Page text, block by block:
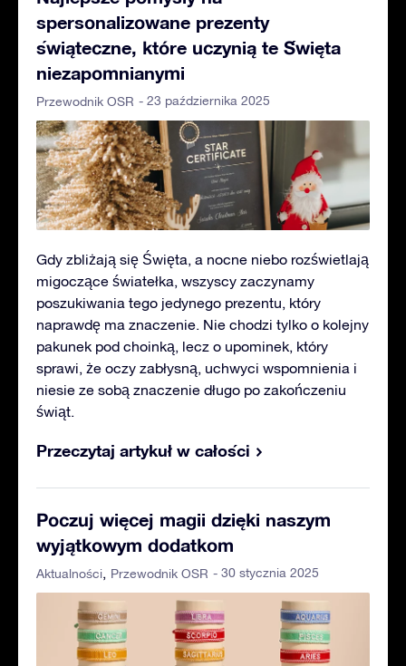
spersonalizowane prezenty
świąteczne, które uczynią te Święta
niezapomnianymi
Przewodnik OSR - 23 października 2025
Gdy zbliżają się Święta, a nocne niebo rozświetlają
migoczące światełka, wszyscy zaczynamy
poszukiwania tego jedynego prezentu, który
naprawdę ma znaczenie. Nie chodzi tylko o kolejny
pakunek pod choinką, lecz o upominek, który
sprawi, że oczy zabłysną, uchwyci wspomnienia i
niesie ze sobą znaczenie długo po zakończeniu
świąt.
Przeczytaj artykuł w całości
Poczuj więcej magii dzięki naszym
wyjątkowym dodatkom
Aktualności Przewodnik OSR - 30 stycznia 2025